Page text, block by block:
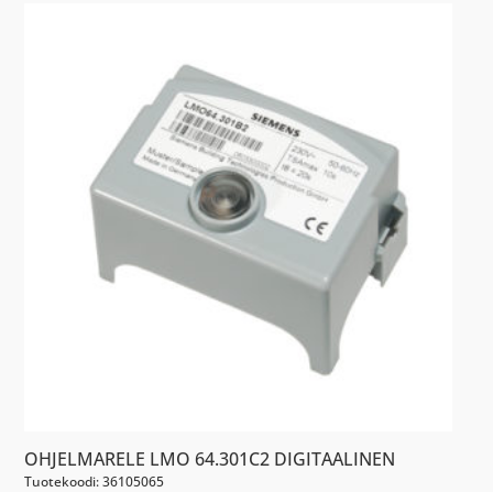
OHJELMARELE LMO 64.301C2 DIGITAALINEN
Tuotekoodi: 36105065